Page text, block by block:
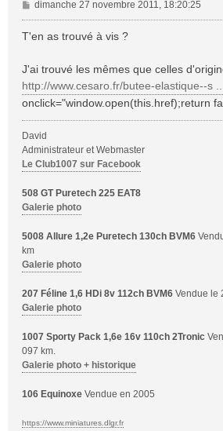
M
e
s
g
e
dimanche 27 novembre 2011, 18:20:25
T'en as trouvé à vis ?
J'ai trouvé les mêmes que celles
http://www.cesaro.fr/butee-elastique--s
onclick="window.open(this.href);return
David
Administrateur et Webmaster
Le Club1007 sur Facebook
508 GT Puretech 225 EAT8
Galerie photo
5008 Allure 1,2e Puretech 130ch BVM6
km
Galerie photo
207 Féline 1,6 HDi 8v 112ch BVM6 Vendue le
Galerie photo
1007 Sporty Pack 1,6e 16v 110ch 2Tronic
097 km.
Galerie photo + historique
106 Equinoxe Vendue en 2005
https://www.miniatures.dlgr.fr